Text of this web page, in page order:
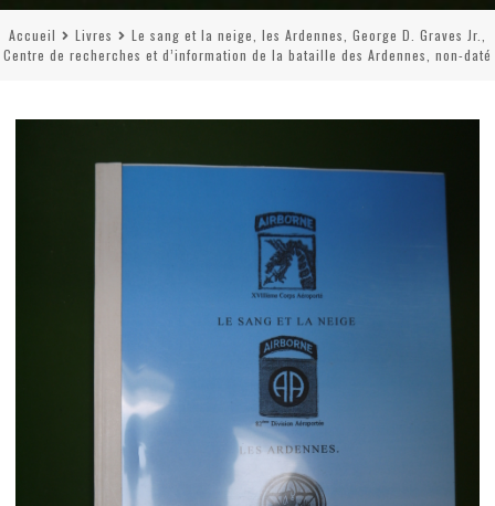
Accueil Livres
Le sang et la neige, les Ardennes, George D. Graves Jr.,
Centre de recherches et d’information de la bataille des Ardennes, non-daté